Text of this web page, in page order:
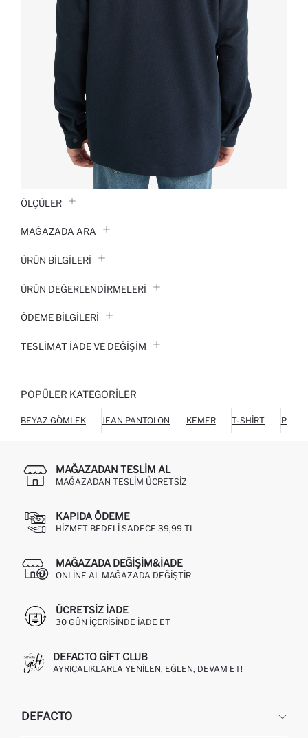
ÖLÇÜLER
MAĞAZADA ARA
ÜRÜN BILGILERI
ÜRÜN DEĞERLENDİRMELERİ
ÖDEME BİLGİLERİ
TESLIMAT İADE VE DEĞIŞIM
POPÜLER KATEGORILER
BEYAZ GÖMLEK JEAN PANTOLON KEMER T-SHIRT POLO
MAĞAZADAN TESLIM AL
MAĞAZADAN TESLIM ÜCRETSIZ
KAPIDA ÖDEME
HIZMET BEDELI SADECE 39,99 TL
MAĞAZADA DEĞIŞIM&İADE
ONLINE AL MAĞAZADA DEĞIŞTIR
ÜCRETSIZ IADE
30 GÜN IÇERISINDE IADE ET
DEFACTO GIFT CLUB
AYRICALIKLARLA YENILEN, EĞLEN, DEVAM ET!
DEFACTO